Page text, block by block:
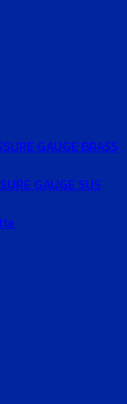
GAUGE BRASS
GAUGE SUS